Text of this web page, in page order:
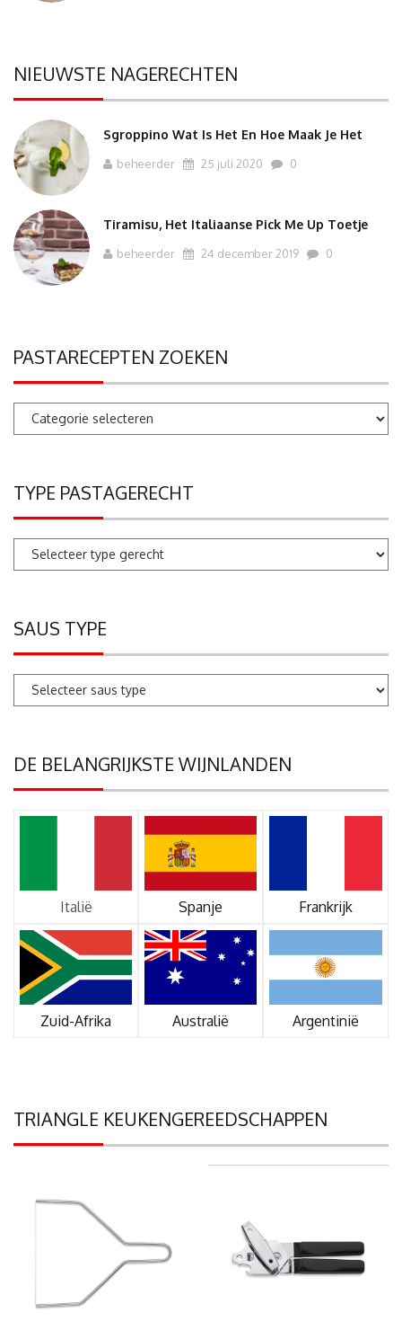
NIEUWSTE NAGERECHTEN
Sgroppino Wat Is Het En Hoe Maak Je Het
beheerder 25 juli 2020 0
Tiramisu, Het Italiaanse Pick Me Up Toetje
beheerder 24 december 2019 0
PASTARECEPTEN ZOEKEN
Pastarecepten
zoeken
TYPE PASTAGERECHT
SAUS TYPE
DE BELANGRIJKSTE WIJNLANDEN
Italië Spanje Frankrijk
Zuid-Afrika Australië Argentinië
TRIANGLE KEUKENGEREEDSCHAPPEN